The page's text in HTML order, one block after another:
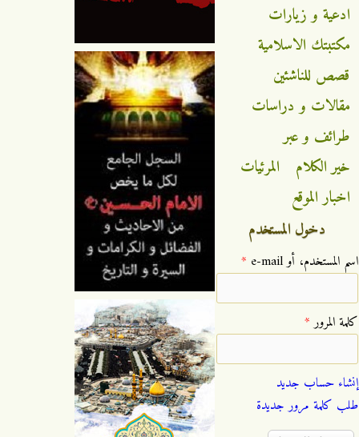
ادعية و زيارات
مكتبتك الاسلامية
قصص للناشئين
مقالات و دراسات
طرائف و عبر
خير الكلام
المرئيات
اخبار الموقع
دخول المستخدم
‏اسم المستخدم، أو e-mail ‏ *
‏كلمة المرور ‏*
إنشاء حساب جديد
طلب كلمة مرور جديدة